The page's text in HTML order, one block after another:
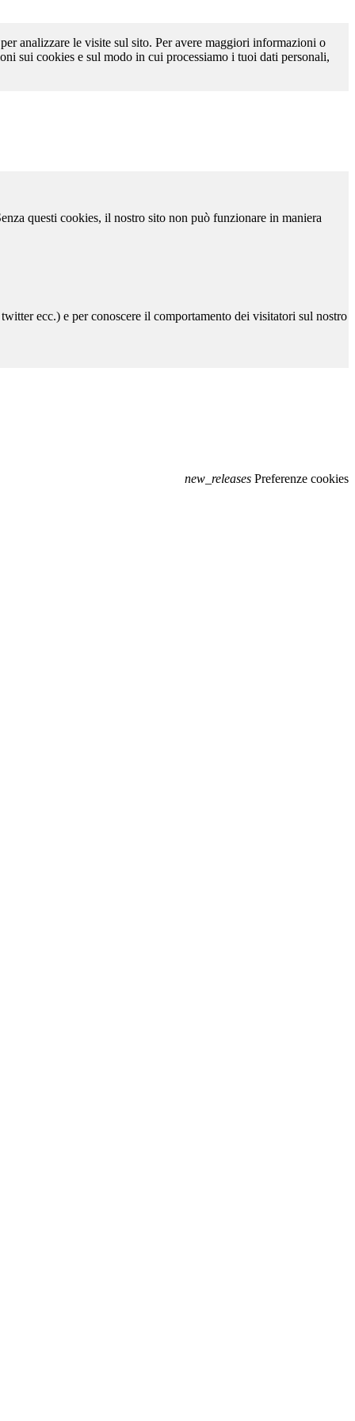
analizzare le visite sul sito. Per avere maggiori informazioni o
sui cookies e sul modo in cui processiamo i tuoi dati personali,
questi cookies, il nostro sito non può funzionare in maniera
ecc.) e per conoscere il comportamento dei visitatori sul nostro
new_releases Preferenze cookies